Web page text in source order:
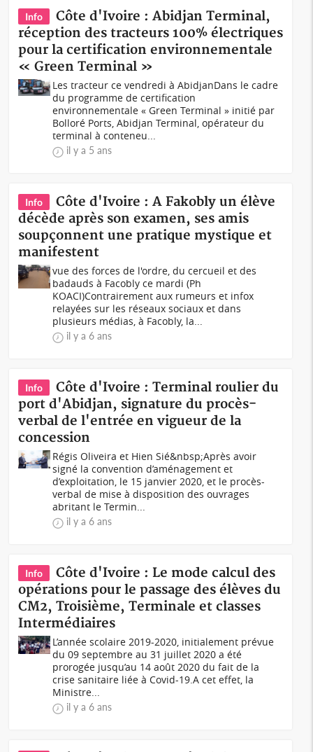
Info
Côte d'Ivoire : Abidjan Terminal,
réception des tracteurs 100% électriques
pour la certification environnementale
« Green Terminal »
Les tracteur ce vendredi à AbidjanDans le cadre
du programme de certification
environnementale « Green Terminal » initié par
Bolloré Ports, Abidjan Terminal, opérateur du
terminal à conteneu...
il y a 5 ans
Info
Côte d'Ivoire : A Fakobly un élève
décède après son examen, ses amis
soupçonnent une pratique mystique et
manifestent
vue des forces de l'ordre, du cercueil et des
badauds à Facobly ce mardi (Ph
KOACI)Contrairement aux rumeurs et infox
relayées sur les réseaux sociaux et dans
plusieurs médias, à Facobly, la...
il y a 6 ans
Info
Côte d'Ivoire : Terminal roulier du
port d'Abidjan, signature du procès-
verbal de l'entrée en vigueur de la
concession
Régis Oliveira et Hien Sié&nbsp;Après avoir
signé la convention d’aménagement et
d’exploitation, le 15 janvier 2020, et le procès-
verbal de mise à disposition des ouvrages
abritant le Termin...
il y a 6 ans
Info
Côte d'Ivoire : Le mode calcul des
opérations pour le passage des élèves du
CM2, Troisième, Terminale et classes
Intermédiaires
L’année scolaire 2019-2020, initialement prévue
du 09 septembre au 31 juillet 2020 a été
prorogée jusqu’au 14 août 2020 du fait de la
crise sanitaire liée à Covid-19.A cet effet, la
Ministre...
il y a 6 ans